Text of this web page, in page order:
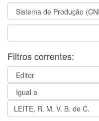
Filtros correntes: